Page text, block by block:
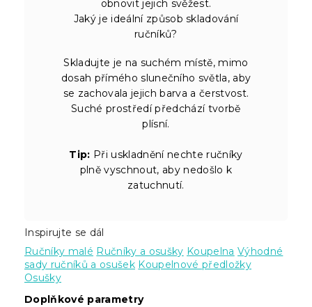
obnovit jejich svěžest.
Jaký je ideální způsob skladování
ručníků?
Skladujte je na suchém místě, mimo
dosah přímého slunečního světla, aby
se zachovala jejich barva a čerstvost.
Suché prostředí předchází tvorbě
plísní.
Tip: Při uskladnění nechte ručníky
plně vyschnout, aby nedošlo k
zatuchnutí.
Inspirujte se dál
Ručníky malé Ručníky a osušky Koupelna Výhodné
sady ručníků a osušek Koupelnové předložky
Osušky
Doplňkové parametry